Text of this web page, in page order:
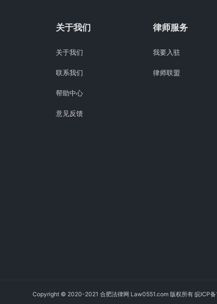
关于我们
关于我们
联系我们
帮助中心
意见反馈
律师服务
我要入驻
律师联盟
Copyright © 2020-2021 合肥法律网 Law0551.com 版权所有 皖ICP